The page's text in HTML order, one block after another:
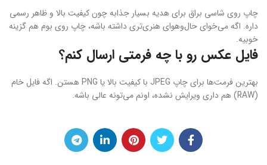
چاپ روی شاسی براق برای هدیه بسیار جذابه چون کیفیت بالا و ظاهر رسمی
داره. اگه می‌خوای حال‌وهوای هنری‌تری داشته باشه، چاپ روی بوم هم گزینه
خوبیه.
فایل عکس رو با چه فرمتی ارسال کنم؟
بهترین فرمت‌ها برای چاپ JPEG با کیفیت بالا یا PNG هستن. اگه فایل خام
(RAW) هم داری ویرایش نشده، اونم می‌تونه عالی باشه.